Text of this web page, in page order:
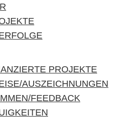
PROJEKTE
AUSZEICHNUNGEN
FEEDBACK